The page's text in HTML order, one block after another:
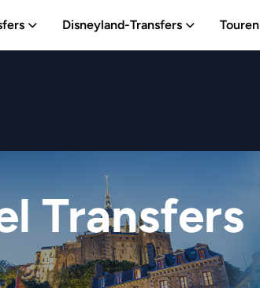
Disneyland-Transfers Touren
Transfers